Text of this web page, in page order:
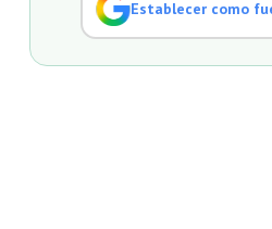
Establecer como